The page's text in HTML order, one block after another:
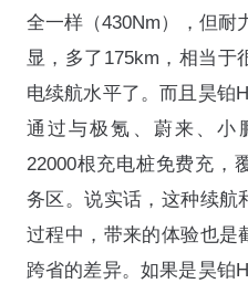
全一样（430Nm），但耐
显，多了175km，相当于
电续航水平了。而且昊铂
通过与极氪、蔚来、小
22000根充电桩免费充，
务区。说实话，这种续航
过程中，带来的体验也是
跨省的差异。如果是昊铂